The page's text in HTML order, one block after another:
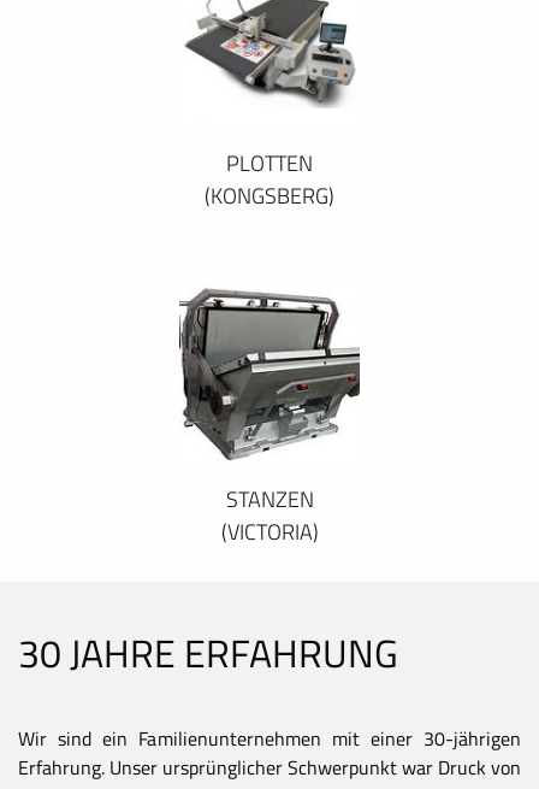
PLOTTEN
(KONGSBERG)
STANZEN
(VICTORIA)
30 JAHRE ERFAHRUNG
Wir sind ein Familienunternehmen mit einer 30-jährigen
Erfahrung. Unser ursprünglicher Schwerpunkt war Druck von